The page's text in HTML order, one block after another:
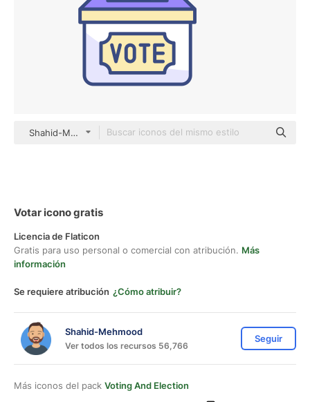
Shahid-Mehmood color lineal-color
Votar icono gratis
Licencia de Flaticon
Gratis para uso personal o comercial con atribución. Más
información
Se requiere atribución ¿Cómo atribuir?
Shahid-Mehmood
Ver todos los recursos 56,766
Seguir
Más iconos del pack Voting And Election